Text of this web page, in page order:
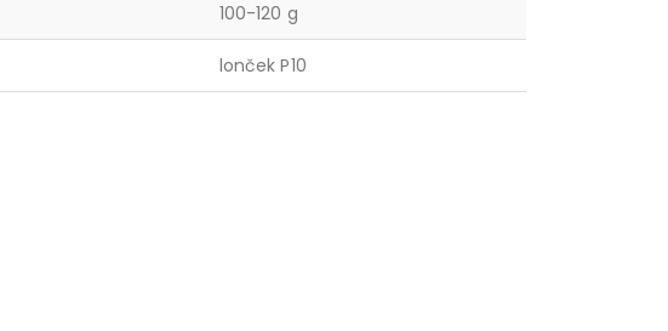
100-120 g
lonček P10